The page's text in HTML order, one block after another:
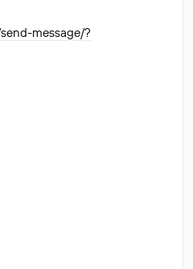
message/?